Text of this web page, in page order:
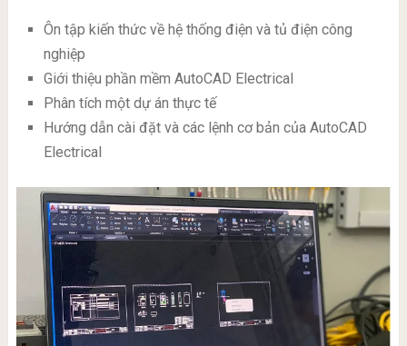
Ôn tập kiến thức về hệ thống điện và tủ điện công
nghiệp
Giới thiệu phần mềm AutoCAD Electrical
Phân tích một dự án thực tế
Hướng dẫn cài đặt và các lệnh cơ bản của AutoCAD
Electrical